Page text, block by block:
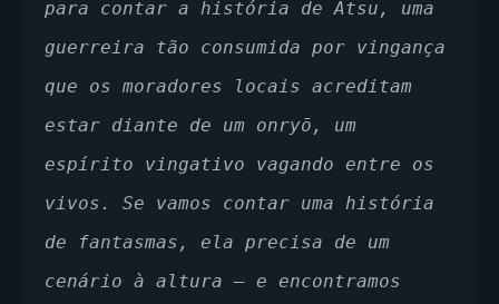
para contar a história de Atsu, uma
guerreira tão consumida por vingança
que os moradores locais acreditam
estar diante de um onryō, um
espírito vingativo vagando entre os
vivos. Se vamos contar uma história
de fantasmas, ela precisa de um
cenário à altura — e encontramos